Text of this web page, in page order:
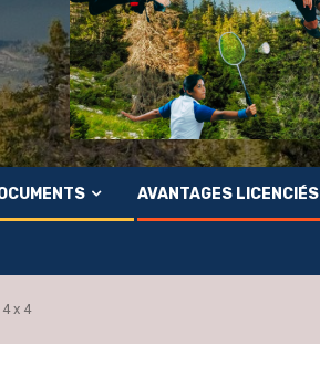
AVANTAGES LICENCIÉS
x 4